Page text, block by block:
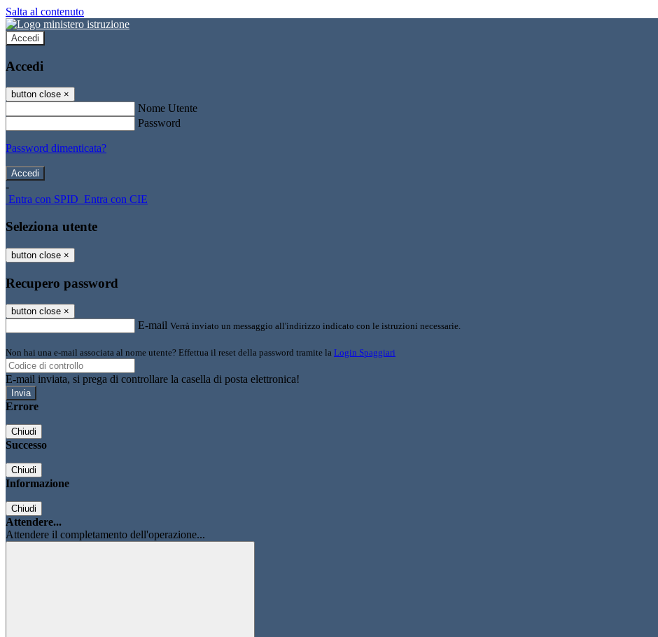
Salta al contenuto
Accedi
Accedi
button close ×
Nome Utente
Password
Password dimenticata?
-
Entra con SPID Entra con CIE
Seleziona utente
button close ×
Recupero password
button close ×
E-mail Verrà inviato un messaggio all'indirizzo indicato con le istruzioni necessarie.
Non hai una e-mail associata al nome utente? Effettua il reset della password tramite la Login Spaggiari
E-mail inviata, si prega di controllare la casella di posta elettronica!
Errore
Chiudi
Successo
Chiudi
Informazione
Chiudi
Attendere...
Attendere il completamento dell'operazione...